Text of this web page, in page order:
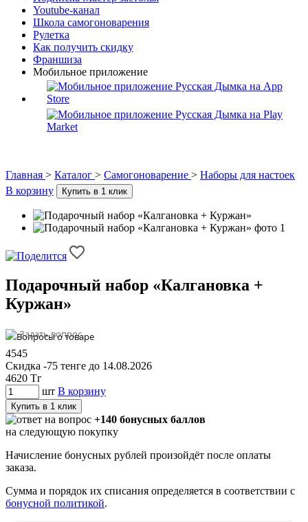
Youtube-канал
Школа самогоноварения
Рулетка
Как получить скидку
Франшиза
Мобильное приложение
Главная > Каталог > Самогоноварение > Наборы для настоек
В корзину
Купить в 1 клик
Подарочный набор «Калгановка +
Куржан»
Задать вопрос
4545
Скидка -75 тенге до 14.08.2026
4620 Тг
шт В корзину
Купить в 1 клик
+140 бонусных баллов
на следующую покупку
Начисление бонусных рублей произойдёт после оплаты
заказа.
Сумма и порядок их списания определяется в соответствии с
бонусной политикой.